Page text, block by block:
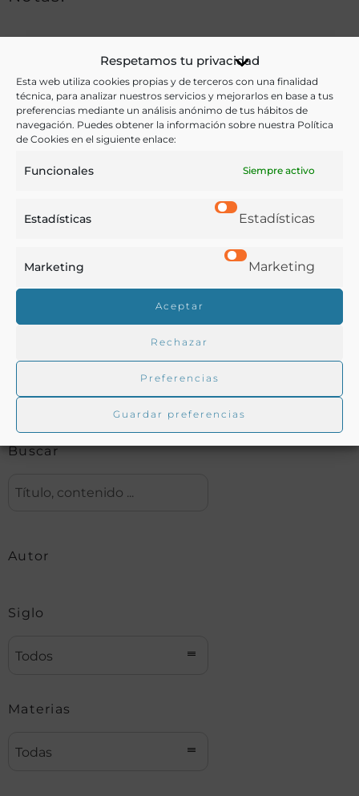
Respetamos tu privacidad
Esta web utiliza cookies propias y de terceros con una finalidad
técnica, para analizar nuestros servicios y mejorarlos en base a tus
preferencias mediante un análisis anónimo de tus hábitos de
navegación. Puedes obtener la información sobre nuestra Política
de Cookies en el siguiente enlace:
Funcionales Siempre activo
Estadísticas Estadísticas
Marketing Marketing
Aceptar
Rechazar
Preferencias
Guardar preferencias
Ver más libros de estas materias:
Agricultura ,Enseñanza,Historia
Ver más libros con las palabras clave:
Agricultor,Campos Educación primaria,Jornaleros
COMPARTIR
Buscar en la biblioteca
Buscar
Autor
Siglo
Todos
Materias
Todas